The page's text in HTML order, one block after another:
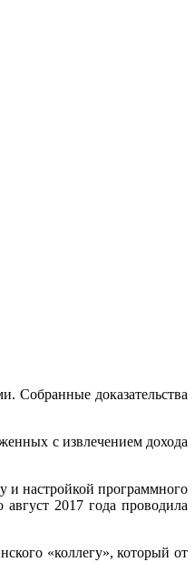
Собранные доказательства
с извлечением дохода
и настройкой программного
2017 года проводила
«коллегу», который от